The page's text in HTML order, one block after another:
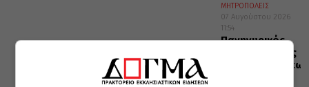
ΜΗΤΡΟΠΟΛΕΙΣ
07 Αυγούστου 2026
11:54
Πανηγυρικός
εορτασμός της
Μεταμορφώσεως